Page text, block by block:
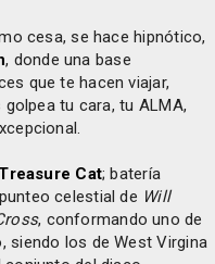
cesa, se hace hipnótico,
, donde una base
que te hacen viajar,
tu cara, tu ALMA,
Treasure Cat; batería
celestial de Will
, conformando uno de
siendo los de West Virgina